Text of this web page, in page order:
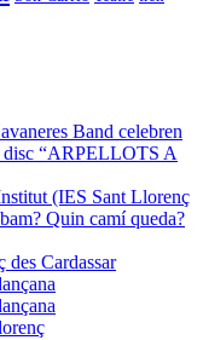
Band celebren
disc “ARPELLOTS A
(IES Sant Llorenç
Quin camí queda?
des Cardassar